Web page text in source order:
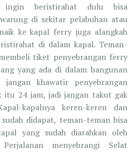
ingin beristirahat dulu bisa
di sekitar pelabuhan atau
ke kapal ferry juga alangkah
di dalam kapal. Teman-
tiket penyebrangan ferry
yang ada di dalam bangunan
jangan khawatir penyebrangan
itu 24 jam, jadi jangan takut gak
kapalnya keren-keren dan
didapat, teman-teman bisa
yang sudah diarahkan oleh
menyebrangi Selat